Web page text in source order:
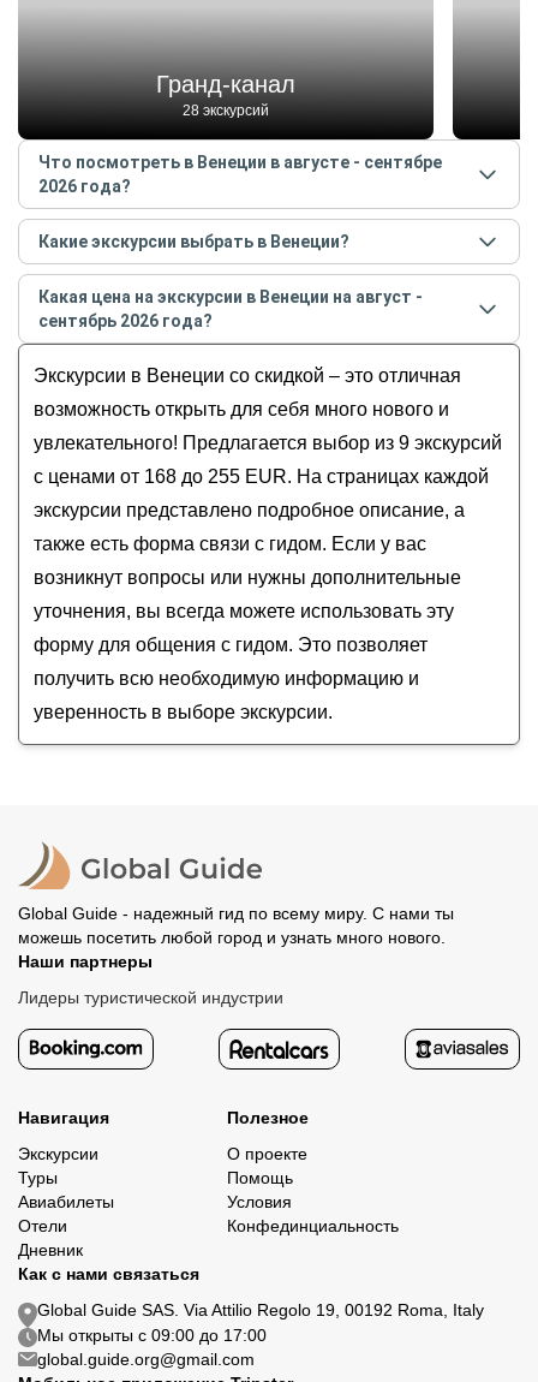
Гранд-канал
28 экскурсий
Что посмотреть в Венеции в августе - сентябре
2026 года?
Самые популярные местав Венециив августе -
сентябре 2026года:
Гранд-канал
Дворец дожей
Остров Мурано
Венецианский арсенал
Остров Бурано
Какие экскурсии выбрать в Венеции?
Самые популярные экскурсиив Венециив августе
- сентябре 2026года:
Нетуристическая Венеция в центре города
Венеция классическая: первая встреча
Атмосферная Венеция, спрятанная от туристов
Венеция — первое свидание
Венеция и острова венецианской лагуны
Какая цена на экскурсии в Венеции на август -
сентябрь 2026 года?
сентябрь 2026года от 168до 255 EUR
Экскурсии в Венеции со скидкой – это отличная
возможность открыть для себя много нового и
увлекательного! Предлагается выбор из 9 экскурсий
с ценами от 168 до 255 EUR. На страницах каждой
экскурсии представлено подробное описание, а
также есть форма связи с гидом. Если у вас
возникнут вопросы или нужны дополнительные
уточнения, вы всегда можете использовать эту
форму для общения с гидом. Это позволяет
получить всю необходимую информацию и
уверенность в выборе экскурсии.
Global Guide - надежный гид по всему миру. С нами ты
можешь посетить любой город и узнать много нового.
Наши партнеры
Лидеры туристической индустрии
Навигация
Экскурсии
Туры
Авиабилеты
Отели
Дневник
Полезное
О проекте
Помощь
Условия
Конфединциальность
Как с нами связаться
Global Guide SAS. Via Attilio Regolo 19, 00192 Roma, Italy
Мы открыты с 09:00 до 17:00
global.guide.org@gmail.com